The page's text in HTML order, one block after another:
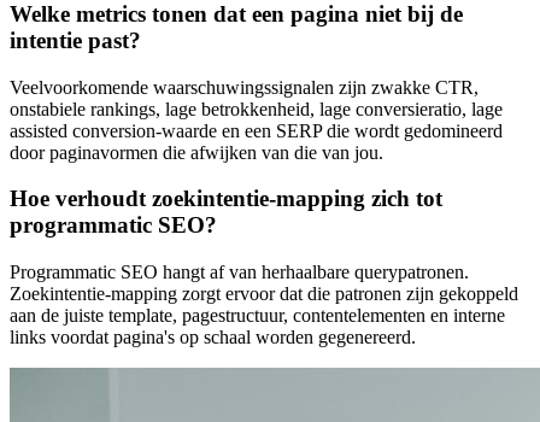
Welke metrics tonen dat een pagina niet bij de
intentie past?
Veelvoorkomende waarschuwingssignalen zijn zwakke CTR,
onstabiele rankings, lage betrokkenheid, lage conversieratio, lage
assisted conversion-waarde en een SERP die wordt gedomineerd
door paginavormen die afwijken van die van jou.
Hoe verhoudt zoekintentie-mapping zich tot
programmatic SEO?
Programmatic SEO hangt af van herhaalbare querypatronen.
Zoekintentie-mapping zorgt ervoor dat die patronen zijn gekoppeld
aan de juiste template, pagestructuur, contentelementen en interne
links voordat pagina's op schaal worden gegenereerd.